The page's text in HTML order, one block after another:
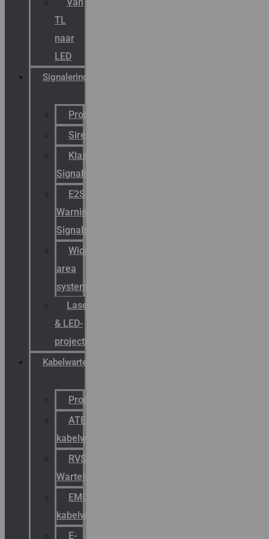
TL
naar
LED
Signalering
Productcatalogus
Sirena
Klaxon
Signaling
E2S
Warning
Signals
Wide
area
systemen
Laserbelijning
& LED-
projectie
Kabelwartels
Productcatalogus
ATEX
kabelwartels
RVS
Wartels
EMC
kabelwartels
E-